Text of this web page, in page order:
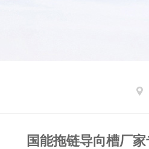
国能拖链导向槽厂